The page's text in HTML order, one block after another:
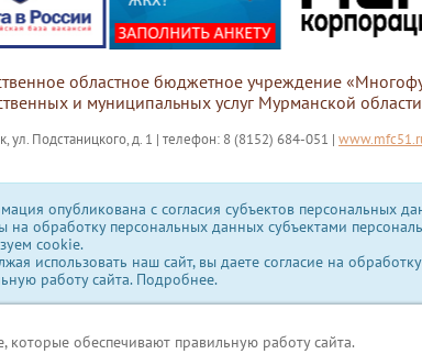
областное бюджетное учреждение
и муниципальных услуг Мурманской
ул. Подстаницкого, д. 1 | телефон: 8 (8152) 684-051 |
опубликована с согласия субъектов персональных
на обработку персональных данных субъектами
сookie.
использовать наш сайт, вы даете согласие на
работу сайта. Подробнее.
обеспечивают правильную работу сайта.